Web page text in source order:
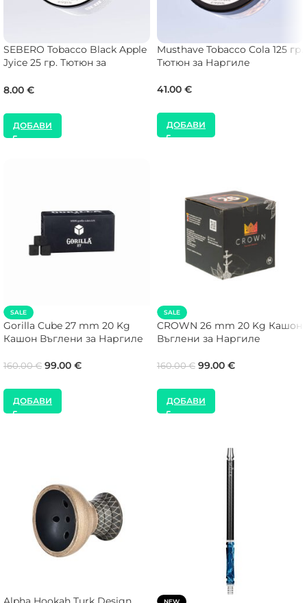
SEBERO Tobacco Black Apple
Jyice 25 гр. Тютюн за
8.00 €
ДОБАВИ
Musthave Tobacco Cola 125 гр.
Тютюн за Наргиле
41.00 €
ДОБАВИ
SALE
Gorilla Cube 27 mm 20 Kg
Кашон Въглени за Наргиле
160.00€ 99.00 €
ДОБАВИ
SALE
CROWN 26 mm 20 Kg Кашон
Въглени за Наргиле
160.00€ 99.00 €
ДОБАВИ
NEW